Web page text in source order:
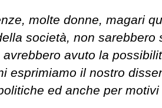
molte donne, magari
società, non sarebbero
avuto la
esprimiamo il nostro
ed anche per motivi